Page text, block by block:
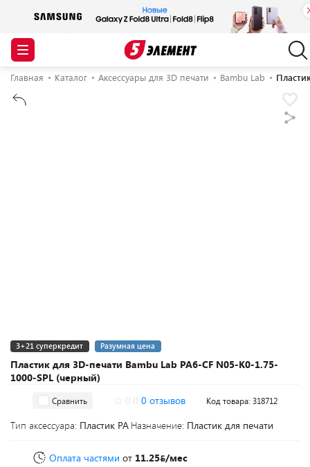
Главная Каталог Аксессуары для 3D печати Bambu Lab
Пластик для 3D-печати Bambu Lab PA6-CF N05-K0-1.75-
1000-SPL (черный)
3+21 суперкредит Разумная цена
Сравнить 0 отзывов Код товара: 318712
Тип аксессуара: Пластик PA Назначение: Пластик для печати
Оплата частями от 11.25 /мес